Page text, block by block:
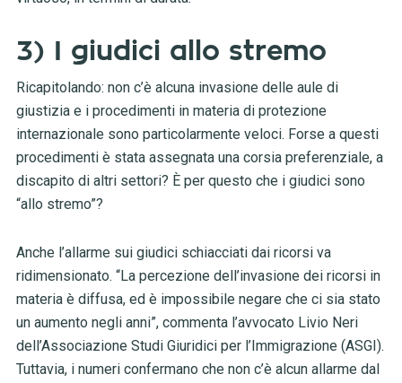
3) I giudici allo stremo
Ricapitolando: non c’è alcuna invasione delle aule di
giustizia e i procedimenti in materia di protezione
internazionale sono particolarmente veloci. Forse a questi
procedimenti è stata assegnata una corsia preferenziale, a
discapito di altri settori? È per questo che i giudici sono
“allo stremo”?
Anche l’allarme sui giudici schiacciati dai ricorsi va
ridimensionato. “La percezione dell’invasione dei ricorsi in
materia è diffusa, ed è impossibile negare che ci sia stato
un aumento negli anni”, commenta l’avvocato Livio Neri
dell’Associazione Studi Giuridici per l’Immigrazione (ASGI).
Tuttavia, i numeri confermano che non c’è alcun allarme dal